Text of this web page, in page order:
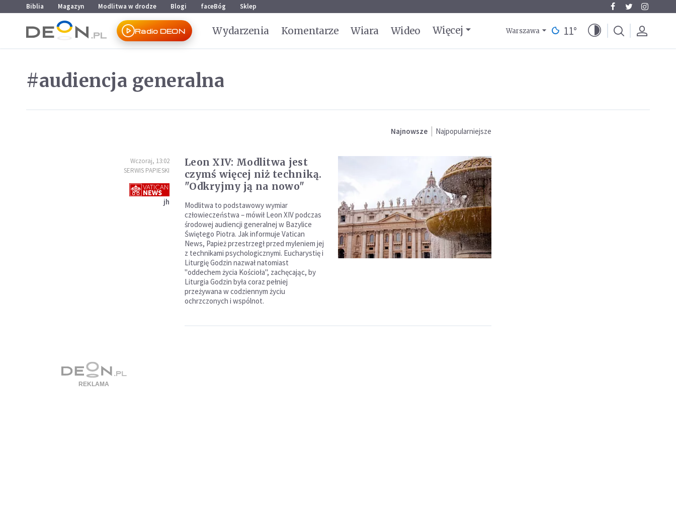
Przejdź do menu głównego
Przejdź do treści
Biblia Magazyn Modlitwa w drodze Blogi faceBóg Sklep
Radio DEON Wydarzenia Komentarze Wiara Wideo Więcej Warszawa 11°
#audiencja generalna
Najnowsze Najpopularniejsze
Wczoraj, 13:02
SERWIS PAPIESKI
jh
Leon XIV: Modlitwa jest
czymś więcej niż techniką.
"Odkryjmy ją na nowo"
Modlitwa to podstawowy wymiar
człowieczeństwa – mówił Leon XIV podczas
środowej audiencji generalnej w Bazylice
Świętego Piotra. Jak informuje Vatican
News, Papież przestrzegł przed myleniem jej
z technikami psychologicznymi. Eucharystię i
Liturgię Godzin nazwał natomiast
"oddechem życia Kościoła", zachęcając, by
Liturgia Godzin była coraz pełniej
przeżywana w codziennym życiu
ochrzczonych i wspólnot.